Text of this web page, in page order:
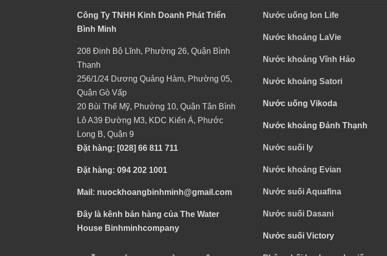
Công Ty TNHH Kinh Doanh Phát Triển
Bình Minh
208 Đinh Bộ Lĩnh, Phường 26, Quận Bình
Thạnh
256/1/24 Dương Quảng Hàm, Phường 05,
Quận Gò Vấp
20 Bùi Thế Mỹ, Phường 10, Quận Tân Bình
Lô A39 Đường M3, KDC Kiến Á, Phước
Long B, Quận 9
Đặt hàng: [028] 66 811 711
Đặt hàng: 094 202 1001
Mail: nuockhoangbinhminh@gmail.com
Đây là kênh bán hàng của The Water
House Binhminhcompany
Nước uống Ion Life
Nước khoáng LaVie
Nước khoáng Vĩnh Hảo
Nước khoáng Satori
Nước uống Vikoda
Nước khoáng Đảnh Thạnh
Nước suối ly
Nước khoáng Evian
Nước suối Aquafina
Nước suối Dasani
Nước suối Victory